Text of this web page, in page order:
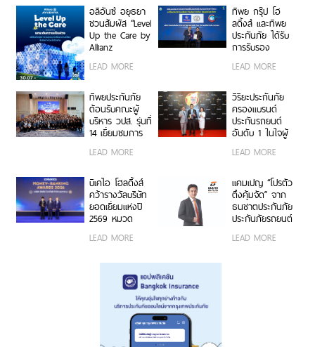
ครั้งแรกของไทย
เพิ่ม-ลด-หยุด
แผนได้ทุกเมื่อ
ไม่มีข้อผูกมัด
บริการประกันภัย
รูปแบบดิจิทัลเพื่อ
ประชาชน
อลิอันซ์ อยุธยา
ชวนสัมผัส “Level
Up the Care by
Allianz
Ayudhya”
นิทรรศการยก
ห่วง ในงาน Hug
HeartYai 2026
LEAD MORE
ทิพย กรุ๊ป โฮ
ลดิ้งส์ และทิพย
ประกันภัย ได้รับ
การรับรอง
เครื่องหมาย
คาร์บอนฟุตพริ้
ตอกย้ำความเป็น
ผู้นำธุรกิจประกัน
ภัยที่ขับเคลื่อน
ความยั่งยืนตาม
LEAD MORE
ทิพยประกันภัย
ต้อนรับคณะผู้
บริหาร วปส. รุ่นที่
14 เยี่ยมชมการ
ดำเนินงานและ
นวัตกรรมองค์กร
LEAD MORE
วิริยะประกันภัย
ครองแบรนด์
ประกันรถยนต์
อันดับ 1 ในใจผู้
บริโภค 3 ปีซ้อน
บนเวที
Brand Thailand
2026”
LEAD MORE
บีเคไอ โฮลดิ้งส์
คว้ารางวัลบริษัท
ยอดเยี่ยมแห่งปี
2569 หมวด
ธุรกิจประกันภัย
และประกันชีวิต
ซ้อน จากงาน
Money &
Banking Awards
2026 ตอกย้ำ
ศักยภาพการ
เติบโตอย่างโดด
เด่นและแข็งแกร่ง
LEAD MORE
แคมเปญ “โปรตัว
ตึงคุ้มจัด” จาก
ธนชาตประกันภัย
ประกันภัยรถยนต์
ชั้น 1 ราคาพิเศษ
เจาะกลุ่มรถ
LEAD MORE